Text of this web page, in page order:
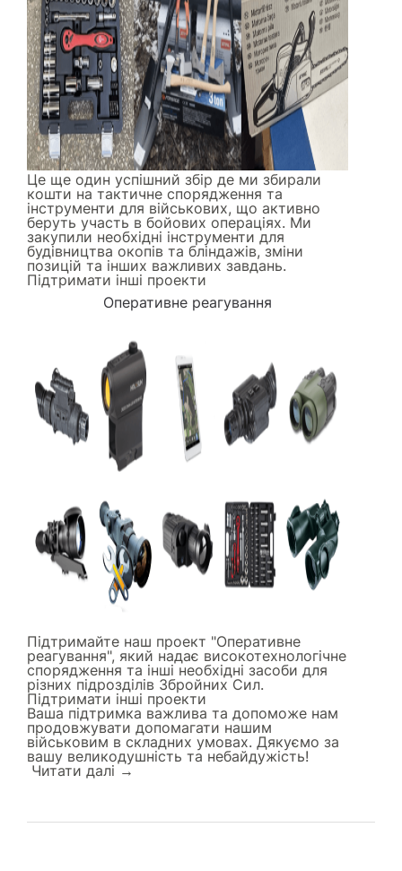
Це ще один успішний збір де ми збирали
кошти на тактичне спорядження та
інструменти для військових, що активно
беруть участь в бойових операціях. Ми
закупили необхідні інструменти для
будівництва окопів та бліндажів, зміни
позицій та інших важливих завдань.
Підтримати інші проекти
Оперативне реагування
Підтримайте наш проект "Оперативне
реагування", який надає високотехнологічне
спорядження та інші необхідні засоби для
різних підрозділів Збройних Сил.
Підтримати інші проекти
Ваша підтримка важлива та допоможе нам
продовжувати допомагати нашим
військовим в складних умовах. Дякуємо за
вашу великодушність та небайдужість!
Читати далi →